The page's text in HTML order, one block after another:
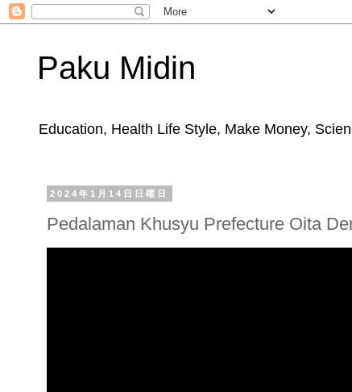
Paku Midin
Education, Health Life Style, Make Money,
2024年1月14日日曜日
Pedalaman Khusyu Prefecture Oita